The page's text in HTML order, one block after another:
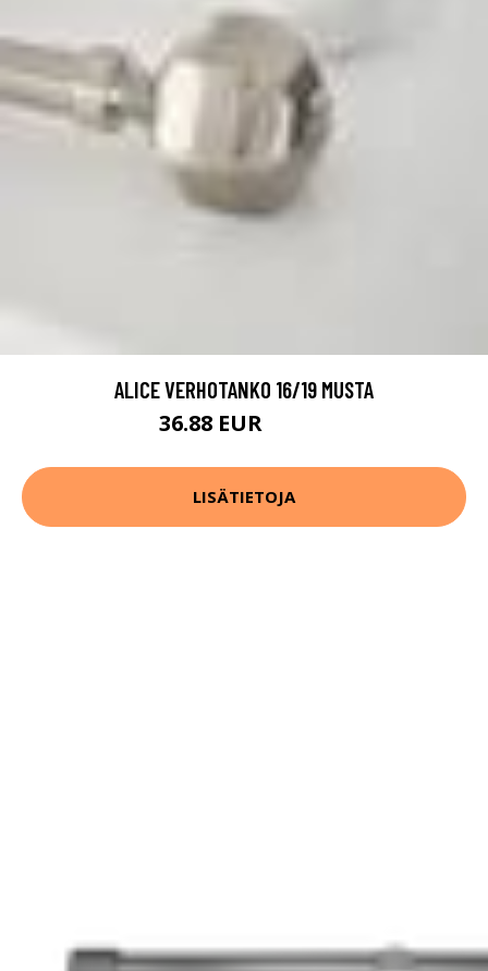
ALICE VERHOTANKO 16/19 MUSTA
36.88 EUR
LISÄTIETOJA